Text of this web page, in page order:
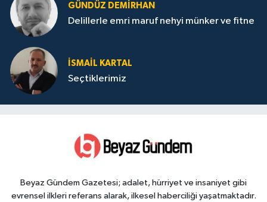
GÜNDÜZ DEMIRHAN
Delillerle emri maruf nehyi münker ve fitne
İSMAIL KARTAL
Seçtiklerimiz
Beyaz Gündem Gazetesi; adalet, hürriyet ve insaniyet gibi
evrensel ilkleri referans alarak, ilkesel haberciliği yaşatmaktadır.